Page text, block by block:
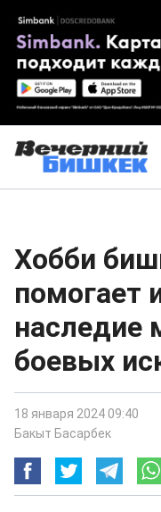
Хобби
помогает
наследие
боевых
18 января 2024 09:40
Бакыт Басарбек